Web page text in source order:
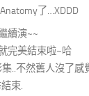
了…XDDD
續演~~
完美結束啦~哈
..不然舊人沒了感
束.